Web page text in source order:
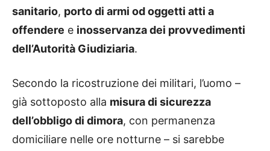
sanitario, porto di armi od oggetti atti a
offendere e inosservanza dei provvedimenti
dell’Autorità Giudiziaria.
Secondo la ricostruzione dei militari, l’uomo –
già sottoposto alla misura di sicurezza
dell’obbligo di dimora, con permanenza
domiciliare nelle ore notturne – si sarebbe